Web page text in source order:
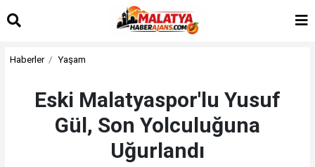
Haberler Yaşam
Eski Malatyaspor'lu Yusuf
Gül, Son Yolculuğuna
Uğurlandı